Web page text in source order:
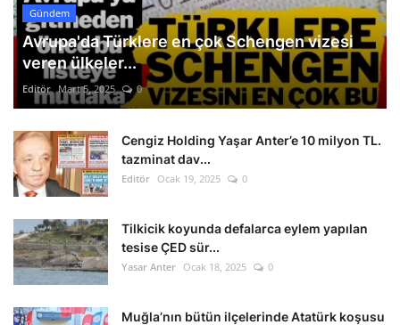
Gündem
Avrupa'da Türklere en çok Schengen vizesi
veren ülkeler...
Editör Mart 5, 2025 0
Cengiz Holding Yaşar Anter’e 10 milyon TL.
tazminat dav...
Editör Ocak 19, 2025 0
Tilkicik koyunda defalarca eylem yapılan
tesise ÇED sür...
Yasar Anter Ocak 18, 2025 0
Muğla’nın bütün ilçelerinde Atatürk koşusu